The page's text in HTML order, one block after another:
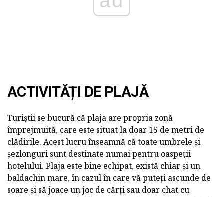
ACTIVITĂȚI DE PLAJĂ
Turiștii se bucură că plaja are propria zonă
împrejmuită, care este situat la doar 15 de metri de
clădirile. Acest lucru înseamnă că toate umbrele și
șezlonguri sunt destinate numai pentru oaspeții
hotelului. Plaja este bine echipat, există chiar și un
baldachin mare, în cazul în care vă puteți ascunde de
soare și să joace un joc de cărți sau doar chat cu